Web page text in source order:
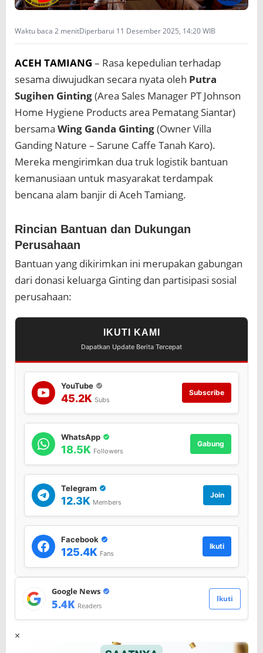
o
d
A
c
h
T
m
i
n
g
Waktu baca 2 menitDiperbarui 11 Desember 2025, 14:20 WIB
ACEH TAMIANG – Rasa kepedulian terhadap
sesama diwujudkan secara nyata oleh Putra
Sugihen Ginting(Area Sales Manager PT Johnson
Home Hygiene Products area Pematang Siantar)
bersama Wing Ganda Ginting(Owner Villa
Ganding Nature – Sarune Caffe Tanah Karo).
Mereka mengirimkan dua truk logistik bantuan
kemanusiaan untuk masyarakat terdampak
bencana alam banjir di Aceh Tamiang.
Rincian Bantuan dan Dukungan
Perusahaan
Bantuan yang dikirimkan ini merupakan gabungan
dari donasi keluarga Ginting dan partisipasi sosial
perusahaan:
IKUTI KAMI
Dapatkan Update Berita Tercepat
YouTube
45.2K Subs
Subscribe
WhatsApp
18.5K Followers
Gabung
Telegram
12.3K Members
Join
Facebook
125.4K Fans
Ikuti
Google News
5.4K Readers
Ikuti
×